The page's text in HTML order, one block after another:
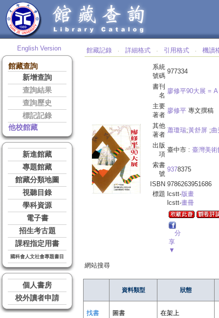
English Version
館藏查詢
新增查詢
查詢結果
查詢歷史
標記記錄
他校館藏
新進館藏
專題館藏
館藏分類地圖
視聽目錄
學科資源
電子書
招生考古題
課程指定用書
國科會人文社會專題書目
個人書房
校外讀者申請
館藏記錄 ‧ 詳細格式 ‧ 引用格式 ‧ 機讀
系統
號碼
977334
書刊
名
廖修平90大展 = A
主要
著者
廖修平 專文撰稿
其他
著者
蕭瓊瑞;黃舒屏 ;曲
出版
項
臺中市 : 臺灣美術
索書
號
9378375
ISBN 9786263951686
標題 lcstt-版畫
lcstt-畫冊
分
享
▼
網站搜尋
資料類型 狀態
找書 圖書 在架上